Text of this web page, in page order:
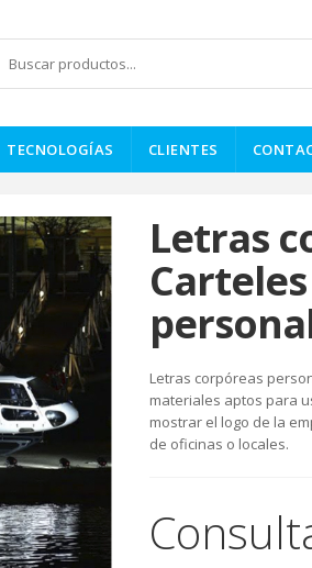
TECNOLOGÍAS CLIENTES
Letras
Carteles
Letras corpóreas
materiales aptos para
mostrar el logo de la
de oficinas o locales.